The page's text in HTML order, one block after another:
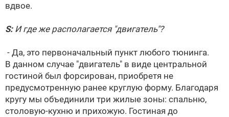
вдвое.
S:И где же располагается "двигатель"?
- Да, это первоначальный пункт любого тюнинга.
В данном случае "двигатель" в виде центральной
гостиной был форсирован, приобретя не
предусмотренную ранее круглую форму. Благодаря
кругу мы объединили три жилые зоны: спальню,
столовую-кухню и прихожую. Гостиная до